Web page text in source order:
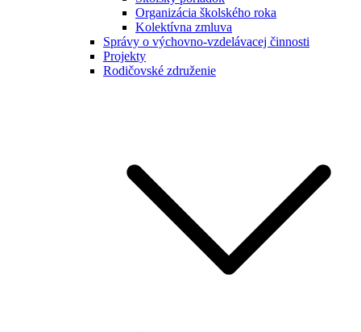
Organizácia školského roka
Kolektívna zmluva
Správy o výchovno-vzdelávacej činnosti
Projekty
Rodičovské združenie